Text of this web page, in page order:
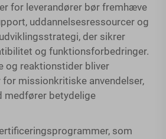
for leverandører bør fremhæve
uddannelsesressourcer og
der sikrer
og funktionsforbedringer.
og reaktionstider bliver
missionkritiske anvendelser,
medfører betydelige
som